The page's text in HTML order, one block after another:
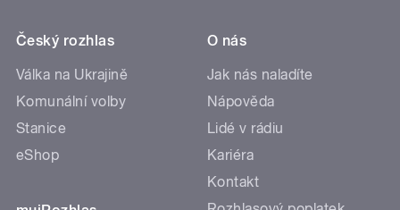
Český rozhlas
Válka na Ukrajině
Komunální volby
Stanice
eShop
O nás
Jak nás naladíte
Nápověda
Lidé v rádiu
Kariéra
Kontakt